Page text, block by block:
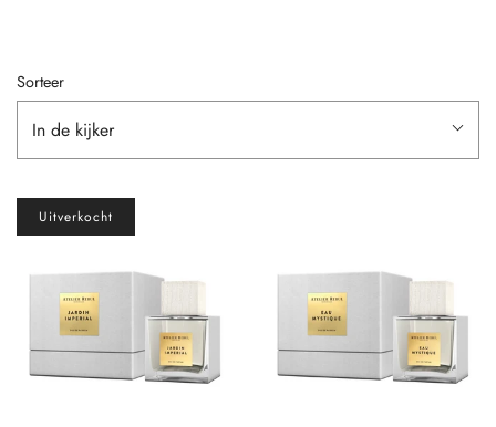
Sorteer
In de kijker
Uitverkocht